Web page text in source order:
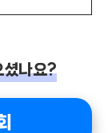
셨나요?